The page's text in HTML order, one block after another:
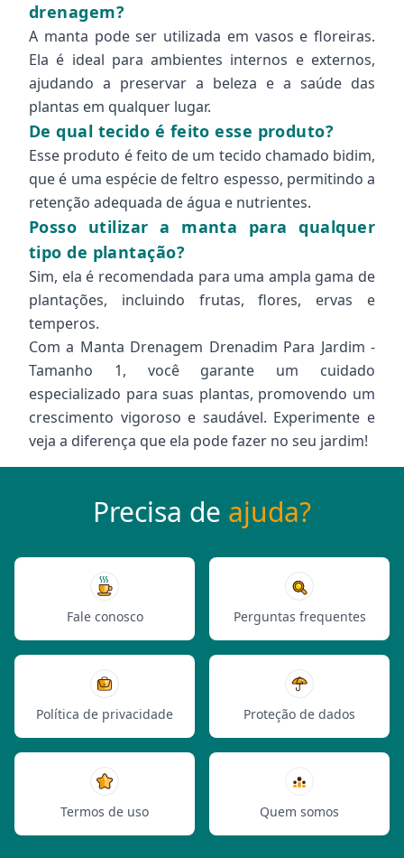
drenagem?
A manta pode ser utilizada em vasos e floreiras.
Ela é ideal para ambientes internos e externos,
ajudando a preservar a beleza e a saúde das
plantas em qualquer lugar.
De qual tecido é feito esse produto?
Esse produto é feito de um tecido chamado bidim,
que é uma espécie de feltro espesso, permitindo a
retenção adequada de água e nutrientes.
Posso utilizar a manta para qualquer
tipo de plantação?
Sim, ela é recomendada para uma ampla gama de
plantações, incluindo frutas, flores, ervas e
temperos.
Com a Manta Drenagem Drenadim Para Jardim -
Tamanho 1, você garante um cuidado
especializado para suas plantas, promovendo um
crescimento vigoroso e saudável. Experimente e
veja a diferença que ela pode fazer no seu jardim!
Precisa de ajuda?
Fale conosco Perguntas frequentes
Política de privacidade Proteção de dados
Termos de uso Quem somos